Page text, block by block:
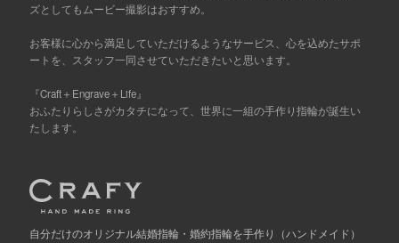
ズとしてもムービー撮影はおすすめ。
お客様に心から満足していただけるようなサービス、心を込めたサポ
ートを、スタッフ一同させていただきたいと思います。
『Craft＋Engrave＋Life』
おふたりらしさがカタチになって、世界に一組の手作り指輪が誕生い
たします。
自分だけのオリジナル結婚指輪・婚約指輪を手作り （ハンドメイド）